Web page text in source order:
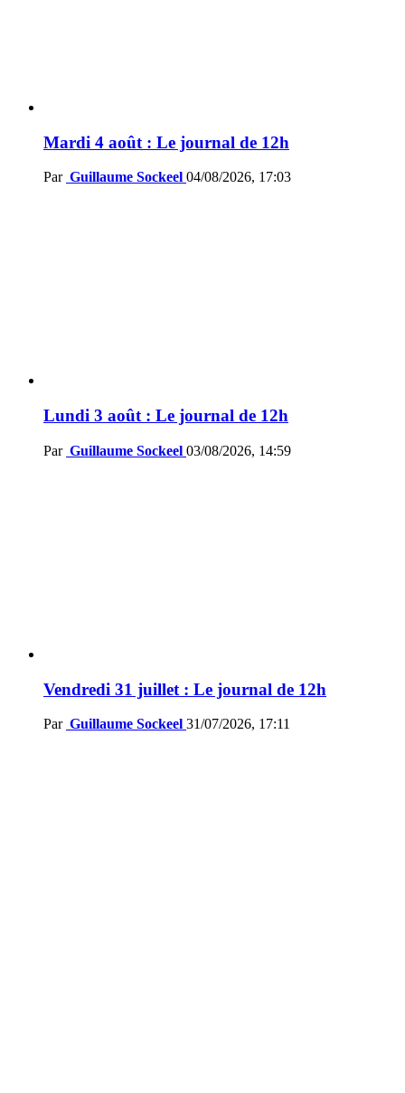
Mardi 4 août : Le journal de 12h
Par Guillaume Sockeel 04/08/2026, 17:03
Lundi 3 août : Le journal de 12h
Par Guillaume Sockeel 03/08/2026, 14:59
Vendredi 31 juillet : Le journal de 12h
Par Guillaume Sockeel 31/07/2026, 17:11